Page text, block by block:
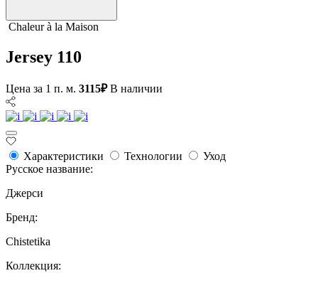
Сhaleur à la Maison
Jersey 110
Цена за 1 п. м. 3115₽ В наличии
Характеристики Технологии
Уход
Русское название:
Джерси
Бренд:
Chistetika
Коллекция: